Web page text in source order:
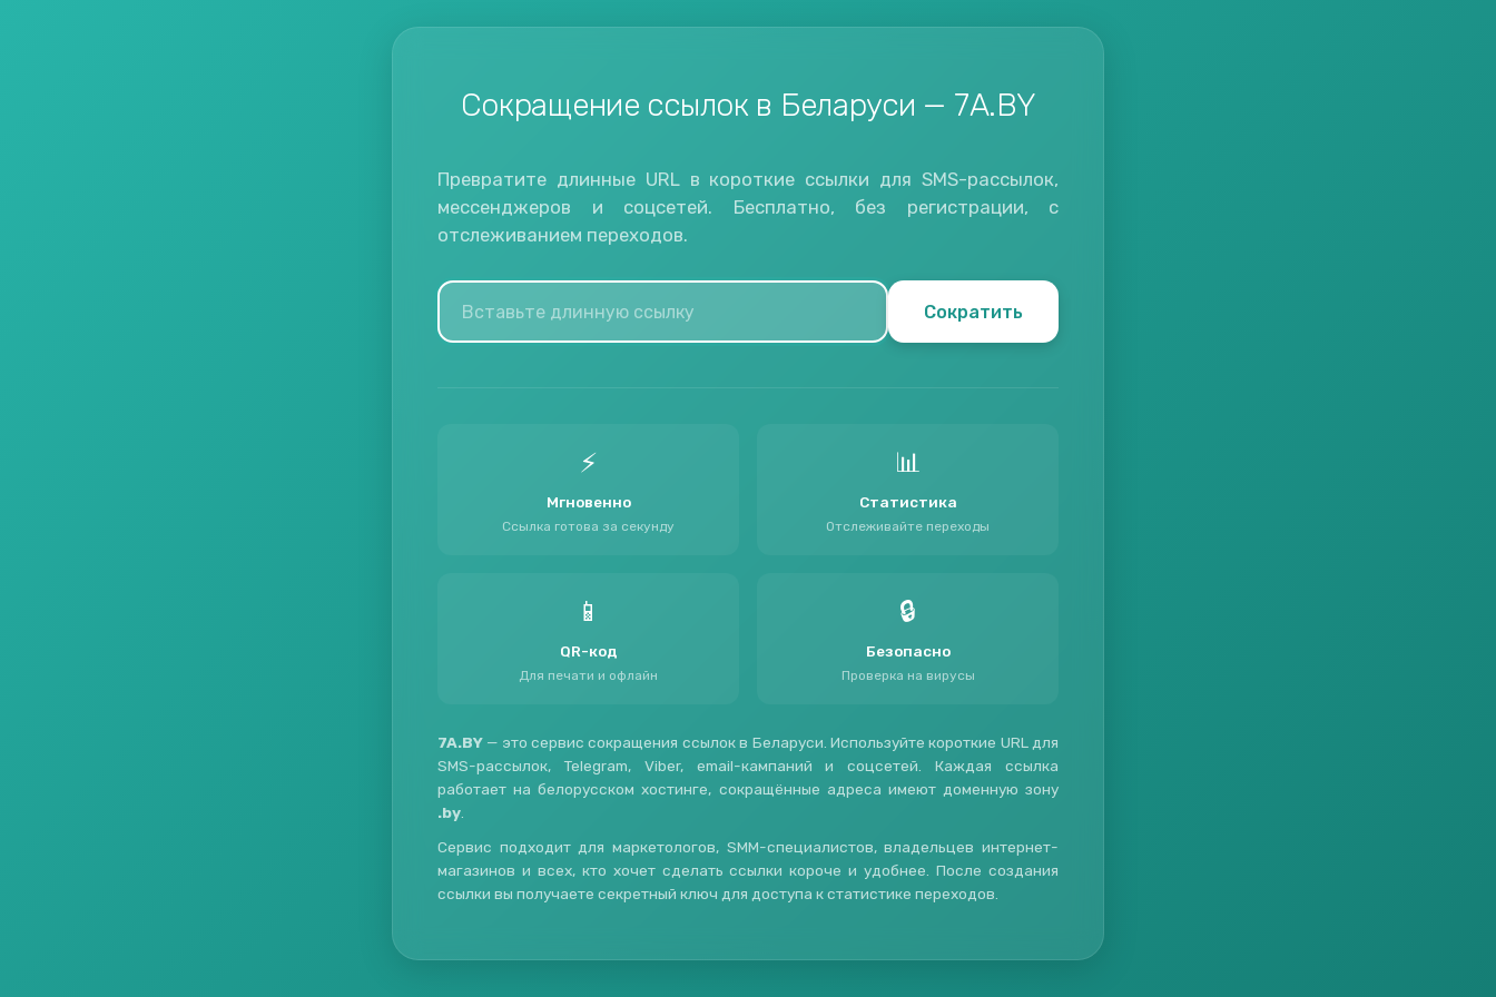
Сокращение ссылок в Беларуси — 7A.BY
Превратите длинные URL в короткие ссылки для SMS-рассылок,
мессенджеров и соцсетей. Бесплатно, без регистрации, с
отслеживанием переходов.
Сократить
⚡
Мгновенно
Ссылка готова за секунду
📊
Статистика
Отслеживайте переходы
📱
QR-код
Для печати и офлайн
🔒
Безопасно
Проверка на вирусы
7A.BY — это сервис сокращения ссылок в Беларуси. Используйте короткие URL для
SMS-рассылок, Telegram, Viber, email-кампаний и соцсетей. Каждая ссылка
работает на белорусском хостинге, сокращённые адреса имеют доменную зону
.by
Сервис подходит для маркетологов, SMM-специалистов, владельцев интернет-
магазинов и всех, кто хочет сделать ссылки короче и удобнее. После создания
ссылки вы получаете секретный ключ для доступа к статистике переходов.